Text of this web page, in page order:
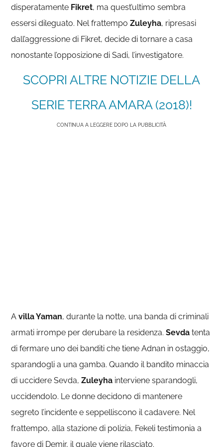
disperatamente Fikret, ma quest’ultimo sembra
essersi dileguato. Nel frattempoZuleyha, ripresasi
dall’aggressione di Fikret, decide di tornare a casa
nonostante l’opposizione di Sadi, l’investigatore.
SCOPRI ALTRE NOTIZIE DELLA
SERIE TERRA AMARA (2018)!
CONTINUA A LEGGERE DOPO LA PUBBLICITÀ
Avilla Yaman, durante la notte, una banda di criminali
armati irrompe per derubare la residenza.Sevda tenta
di fermare uno dei banditi che tiene Adnan in ostaggio,
sparandogli a una gamba. Quando il bandito minaccia
di uccidere Sevda,Zuleyha interviene sparandogli,
uccidendolo. Le donne decidono di mantenere
segreto l’incidente e seppelliscono il cadavere. Nel
frattempo, alla stazione di polizia, Fekeli testimonia a
favore di Demir, il quale viene rilasciato.